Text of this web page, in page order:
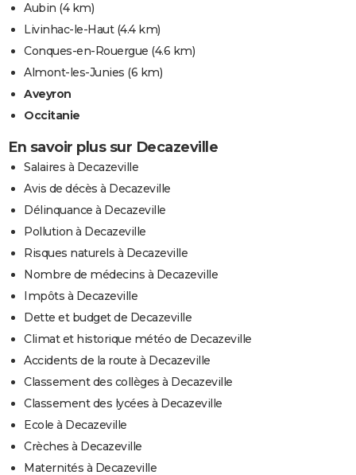
Aubin (4 km)
Livinhac-le-Haut(4.4 km)
Conques-en-Rouergue (4.6 km)
Almont-les-Junies (6 km)
Aveyron
Occitanie
En savoir plus sur Decazeville
Salaires à Decazeville
Avis de décès à Decazeville
Délinquance à Decazeville
Pollution à Decazeville
Risques naturels à Decazeville
Nombre de médecins à Decazeville
Impôts à Decazeville
Dette et budget de Decazeville
Climat et historique météo de Decazeville
Accidents de la route à Decazeville
Classement des collèges à Decazeville
Classement des lycées à Decazeville
Ecole à Decazeville
Crèches à Decazeville
Maternités à Decazeville